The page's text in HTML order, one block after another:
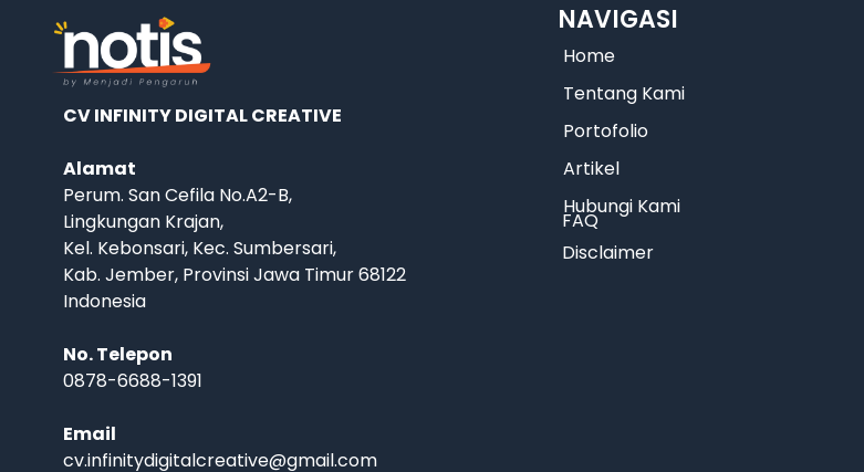
CV INFINITY DIGITAL CREATIVE
Alamat
Perum. San Cefila No.A2-B,
Lingkungan Krajan,
Kel. Kebonsari, Kec. Sumbersari,
Kab. Jember, Provinsi Jawa Timur 68122
Indonesia
No. Telepon
0878-6688-1391
Email
cv.infinitydigitalcreative@gmail.com
NAVIGASI
Home
Tentang Kami
Portofolio
Artikel
Hubungi Kami
FAQ
Disclaimer